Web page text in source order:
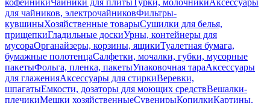
кофейникиЧайники для плитыТурки, молочникиАксессуары
для чайников, электрочайниковФильтры-
кувшиныХозяйственные товарыСушилки для белья,
прищепкиГладильные доскиУрны, контейнеры для
мусораОрганайзеры, корзины, ящикиТуалетная бумага,
бумажные полотенцаСалфетки, мочалки, губки, мусорные
пакетыФольга, пленка, пакетыУпаковочная тараАксессуары
для глаженияАксессуары для стиркиВеревки,
шпагатыЕмкости, дозаторы для моющих средствВешалки-
плечикиМешки хозяйственныеСувенирыКопилкиКартины,